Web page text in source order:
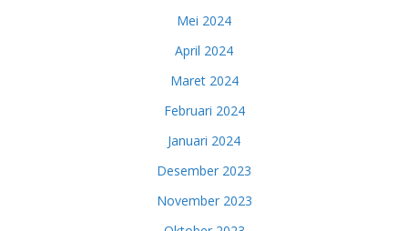
Mei 2024
April 2024
Maret 2024
Februari 2024
Januari 2024
Desember 2023
November 2023